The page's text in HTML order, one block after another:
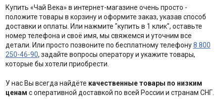
Купить «Чай Века» в интернет-магазине очень просто -
положите товары в корзину и оформите заказ, указав способ
доставки и оплаты. Или нажмите "купить в 1 клик", оставьте
номер телефона и своё имя, мы свяжемся и уточним все
детали. Или просто позвоните по бесплатному телефону8 800
250-46-90, задайте вопросы оператору и укажите товары,
которые бы хотели приобрести.
У нас Вы всегда найдёте качественные товары по низким
ценам с оперативной доставкой по всей России и странам СНГ.